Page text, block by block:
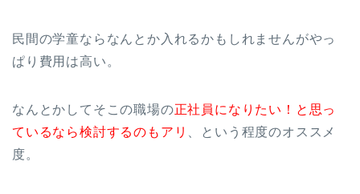
民間の学童ならなんとか入れるかもしれませんがやっ
ぱり費用は高い。
なんとかしてそこの職場の正社員になりたい！と思っ
ているなら検討するのもアリ 、という程度のオススメ
度。